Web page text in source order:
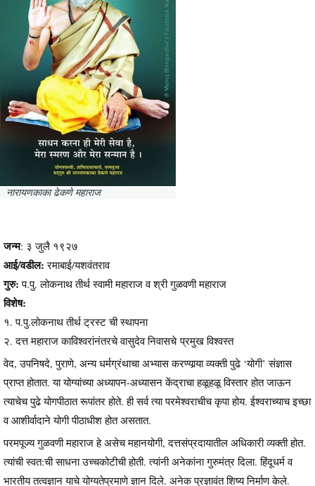
नारायणकाका ढेकणे महाराज
जन्म: ३ जुलै १९२७
आई/वडील: रमाबाई/यशवंतराव
गुरु: प.पु. लोकनाथ तीर्थ स्वामी महाराज व श्री गुळवणी महाराज
विशेष:
१. प.पु.लोकनाथ तीर्थ ट्रस्ट ची स्थापना
२. दत्त महाराज काविश्वरांनंतरचे वासुदेव निवासचे प्रमुख विश्वस्त
वेद, उपनिषदे, पुराणे, अन्य धर्मग्रंथाचा अभ्यास करण्यार्‍या व्यक्ती पुढे ‘योगी’ संज्ञास
प्राप्त होतात. या योग्यांच्या अध्यापन-अध्यासन केंद्राचा हळूहळू विस्तार होत जाऊन
त्याचेच पुढे योगपीठात रूपांतर होते. ही सर्व त्या परमेश्वराचीच कृपा होय. ईश्वराच्याच इच्छा
व आशीर्वादाने योगी पीठाधीश होत असतात.
परमपूज्य गुळवणी महाराज हे असेच महानयोगी, दत्तसंप्रदायातील अधिकारी व्यक्ती होत.
त्यांची स्वत:ची साधना उच्चकोटीची होती. त्यांनी अनेकांना गुरुमंत्र दिला. हिंदूधर्म व
भारतीय तत्वज्ञान याचे योग्यतेप्रमाणे ज्ञान दिले. अनेक प्रज्ञावंत शिष्य निर्माण केले.